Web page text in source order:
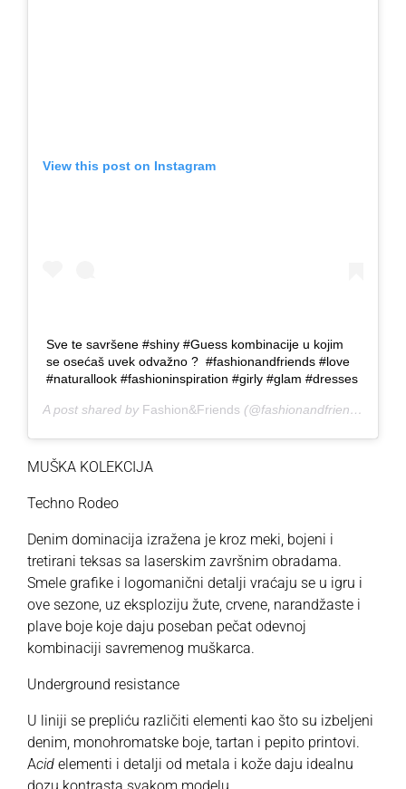
View this post on Instagram
Sve te savršene #shiny #Guess kombinacije u kojim
se osećaš uvek odvažno ?⁠ ⁠ #fashionandfriends #love
#naturallook #fashioninspiration #girly #glam #dresses
A post shared by Fashion&Friends (@fashionandfriendsofficial) on
MUŠKA KOLEKCIJA
Techno Rodeo
Denim dominacija izražena je kroz meki, bojeni i
tretirani teksas sa laserskim završnim obradama.
Smele grafike i logomanični detalji vraćaju se u igru i
ove sezone, uz eksploziju žute, crvene, narandžaste i
plave boje koje daju poseban pečat odevnoj
kombinaciji savremenog muškarca.
Underground resistance
U liniji se prepliću različiti elementi kao što su izbeljeni
denim, monohromatske boje, tartan i pepito printovi.
Acid elementi i detalji od metala i kože daju idealnu